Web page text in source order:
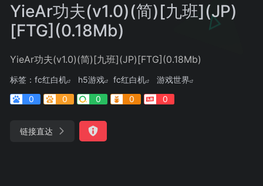
YieAr功夫(v1.0)(简)[九班](JP)
[FTG](0.18Mb)
YieAr功夫(v1.0)(简)[九班](JP)[FTG](0.18Mb)
标签： fc红白机 h5游戏 fc红白机
游戏世界
0
0 0 0 0
链接直达